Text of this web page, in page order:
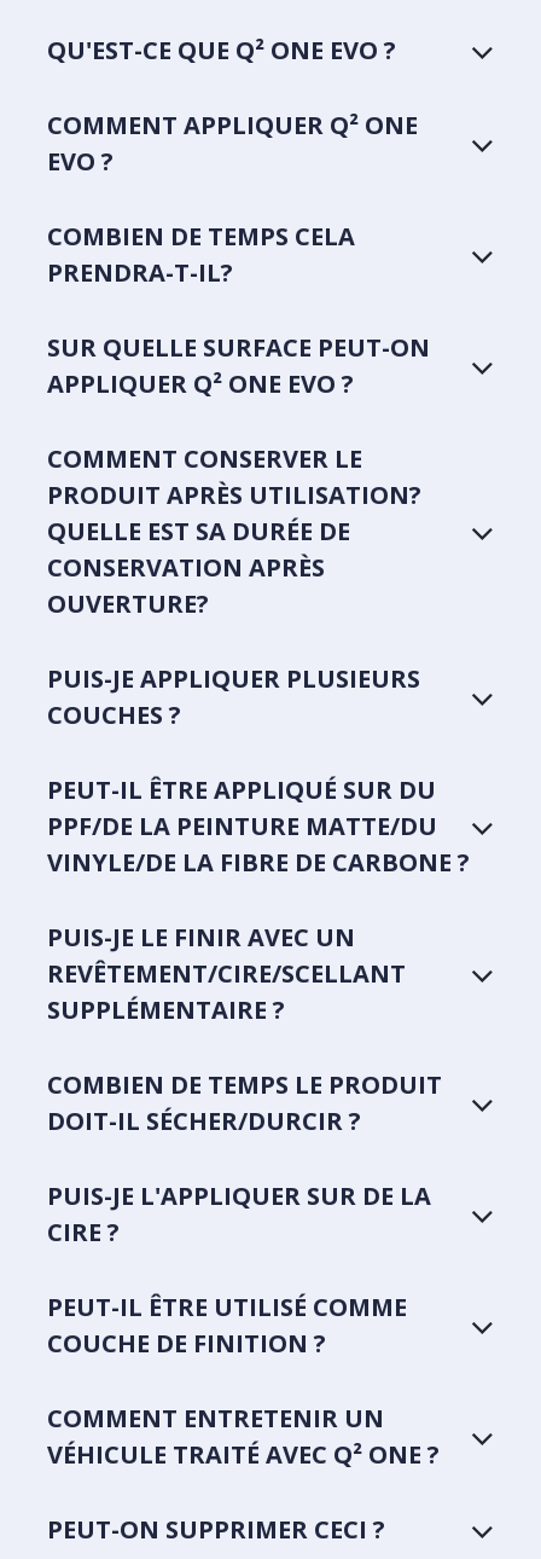
QU'EST-CE QUE Q² ONE EVO ?
COMMENT APPLIQUER Q² ONE
EVO ?
COMBIEN DE TEMPS CELA
PRENDRA-T-IL?
SUR QUELLE SURFACE PEUT-ON
APPLIQUER Q² ONE EVO ?
COMMENT CONSERVER LE
PRODUIT APRÈS UTILISATION?
QUELLE EST SA DURÉE DE
CONSERVATION APRÈS
OUVERTURE?
PUIS-JE APPLIQUER PLUSIEURS
COUCHES ?
PEUT-IL ÊTRE APPLIQUÉ SUR DU
PPF/DE LA PEINTURE MATTE/DU
VINYLE/DE LA FIBRE DE CARBONE ?
PUIS-JE LE FINIR AVEC UN
REVÊTEMENT/CIRE/SCELLANT
SUPPLÉMENTAIRE ?
COMBIEN DE TEMPS LE PRODUIT
DOIT-IL SÉCHER/DURCIR ?
PUIS-JE L'APPLIQUER SUR DE LA
CIRE ?
PEUT-IL ÊTRE UTILISÉ COMME
COUCHE DE FINITION ?
COMMENT ENTRETENIR UN
VÉHICULE TRAITÉ AVEC Q² ONE ?
PEUT-ON SUPPRIMER CECI ?